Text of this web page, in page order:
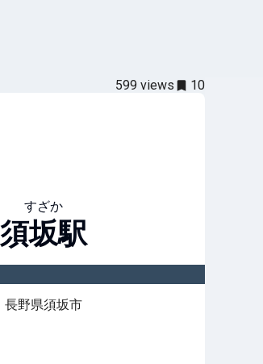
599 views 10
すざか
須坂駅
長野県須坂市